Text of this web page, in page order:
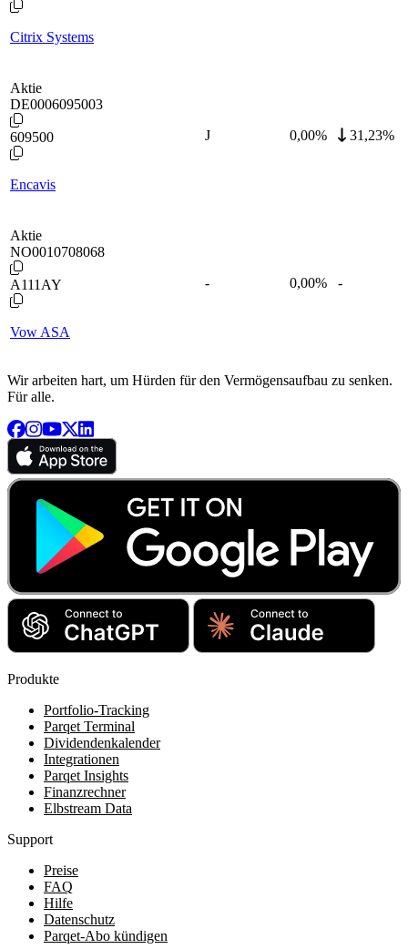
Citrix Systems
Aktie
DE0006095003
609500
Encavis
J 0,00% 31,23%
Aktie
NO0010708068
A111AY
Vow ASA
- 0,00% -
Wir arbeiten hart, um Hürden für den Vermögensaufbau zu senken.
Für alle.
Produkte
Portfolio-Tracking
Parqet Terminal
Dividendenkalender
Integrationen
Parqet Insights
Finanzrechner
Elbstream Data
Support
Preise
FAQ
Hilfe
Datenschutz
Parqet-Abo kündigen